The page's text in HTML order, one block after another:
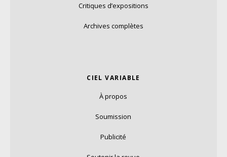
Critiques d’expositions
Archives complètes
CIEL VARIABLE
À propos
Soumission
Publicité